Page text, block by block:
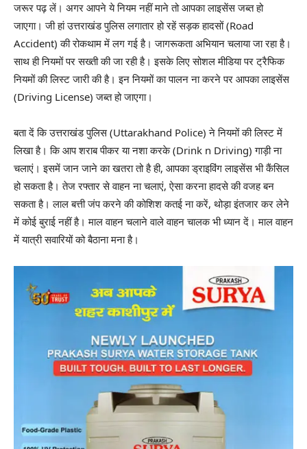
जरूर पढ़ लें। अगर आपने ये नियम नहीं माने तो आपका लाइसेंस जब्त हो
जाएगा। जी हां उत्तराखंड पुलिस लगातार हो रहें सड़क हादसों (Road
Accident) की रोकथाम में लग गई है। जागरूकता अभियान चलाया जा रहा है।
साथ ही नियमों पर सख्ती की जा रही है। इसके लिए सोशल मीडिया पर ट्रैफिक
नियमों की लिस्ट जारी की है। इन नियमों का पालन ना करने पर आपका लाइसेंस
(Driving License) जब्त हो जाएगा।
बता दें कि उत्तराखंड पुलिस (Uttarakhand Police) ने नियमों की लिस्ट में
लिखा है। कि आप शराब पीकर या नशा करके (Drink n Driving) गाड़ी ना
चलाएं। इसमें जान जाने का खतरा तो है ही, आपका ड्राइविंग लाइसेंस भी कैंसिल
हो सकता है। तेज रफ्तार से वाहन ना चलाएं, ऐसा करना हादसे की वजह बन
सकता है। लाल बत्ती जंप करने की कोशिश कतई ना करें, थोड़ा इंतजार कर लेने
में कोई बुराई नहीं है। माल वाहन चलाने वाले वाहन चालक भी ध्यान दें। माल वाहन
में यात्री सवारियों को बैठाना मना है।